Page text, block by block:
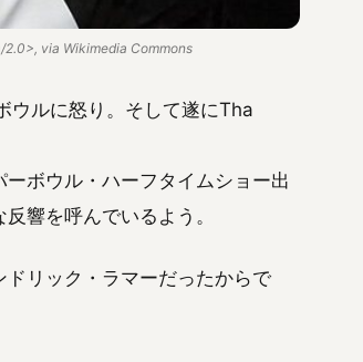
via Wikimedia Commons
ウルに怒り。そして遂にTha
ボウル・ハーフタイムショー出
響を呼んでいるよう。
リック・ラマーだったからで